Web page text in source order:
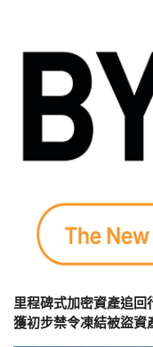
里程碑式加密資產追
獲初步禁令凍結被盜資